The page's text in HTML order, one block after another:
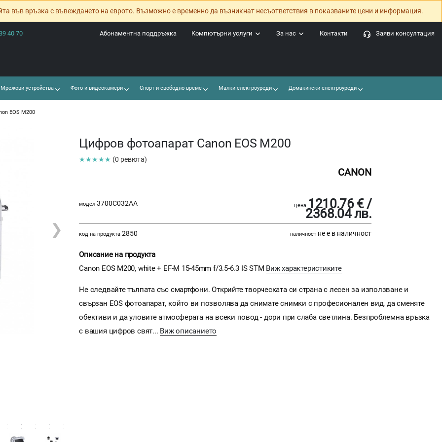
във връзка с въвеждането на еврото. Възможно е временно да възникнат несъответствия в показваните цени и информация.
40 70 Заяви консултация
Контакти
За нас
Компютърни услуги
Абонаментна поддръжка
устройства Фото и видеокамери Спорт и свободно време Малки електроуреди Домакински електроуреди
EOS M200
❯
Цифров фотоапарат Canon EOS M200
★★★★★ (0 ревюта)
CANON
модел 3700C032AA цена 1210.76 € /
2368.04 лв.
код на продукта 2850 наличност не е в наличност
Описание на продукта
Canon EOS M200, white + EF-M 15-45mm f/3.5-6.3 IS STM Виж характеристиките
Не следвайте тълпата със смартфони. Открийте творческата си страна с лесен за използване и
свързан EOS фотоапарат, който ви позволява да снимате снимки с професионален вид, да сменяте
обективи и да уловите атмосферата на всеки повод - дори при слаба светлина. Безпроблемна връзка
с вашия цифров свят... Виж описанието